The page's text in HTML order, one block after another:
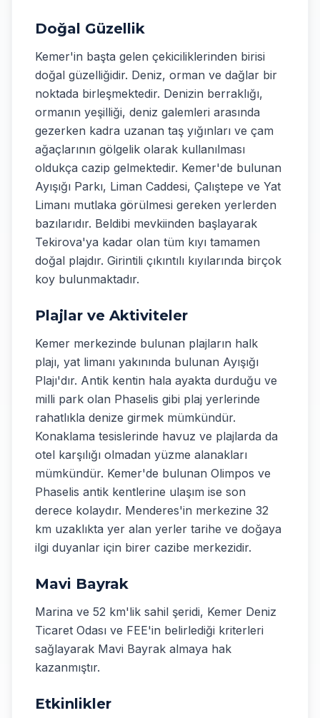
Doğal Güzellik
Kemer'in başta gelen çekiciliklerinden birisi
doğal güzelliğidir. Deniz, orman ve dağlar bir
noktada birleşmektedir. Denizin berraklığı,
ormanın yeşilliği, deniz galemleri arasında
gezerken kadra uzanan taş yığınları ve çam
ağaçlarının gölgelik olarak kullanılması
oldukça cazip gelmektedir. Kemer'de bulunan
Ayışığı Parkı, Liman Caddesi, Çalıştepe ve Yat
Limanı mutlaka görülmesi gereken yerlerden
bazılarıdır. Beldibi mevkiinden başlayarak
Tekirova'ya kadar olan tüm kıyı tamamen
doğal plajdır. Girintili çıkıntılı kıyılarında birçok
koy bulunmaktadır.
Plajlar ve Aktiviteler
Kemer merkezinde bulunan plajların halk
plajı, yat limanı yakınında bulunan Ayışığı
Plajı'dır. Antik kentin hala ayakta durduğu ve
milli park olan Phaselis gibi plaj yerlerinde
rahatlıkla denize girmek mümkündür.
Konaklama tesislerinde havuz ve plajlarda da
otel karşılığı olmadan yüzme alanakları
mümkündür. Kemer'de bulunan Olimpos ve
Phaselis antik kentlerine ulaşım ise son
derece kolaydır. Menderes'in merkezine 32
km uzaklıkta yer alan yerler tarihe ve doğaya
ilgi duyanlar için birer cazibe merkezidir.
Mavi Bayrak
Marina ve 52 km'lik sahil şeridi, Kemer Deniz
Ticaret Odası ve FEE'in belirlediği kriterleri
sağlayarak Mavi Bayrak almaya hak
kazanmıştır.
Etkinlikler